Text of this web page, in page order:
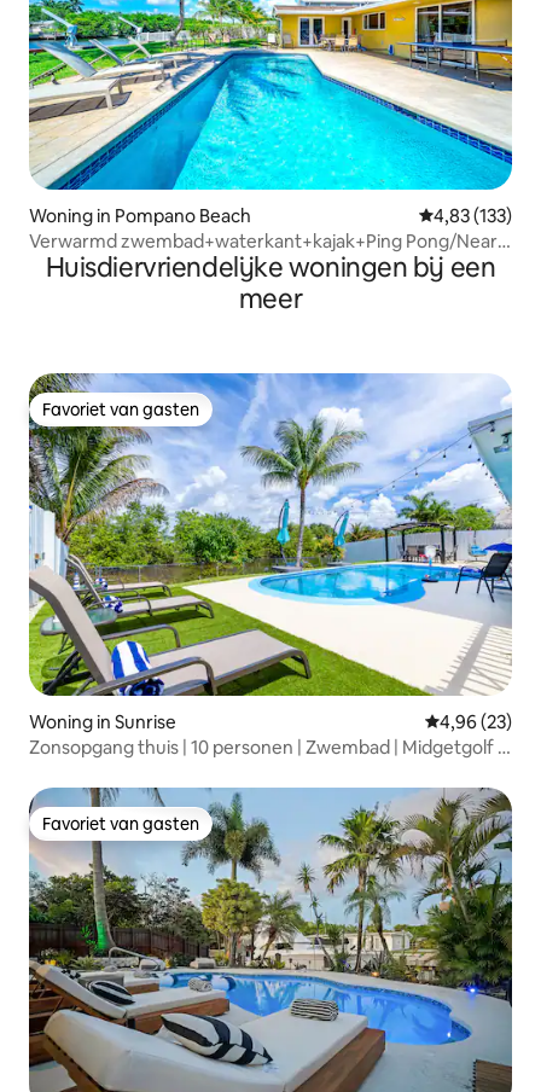
Woning in Pompano Beach Gemiddelde
4,83 (133)
Verwarmd zwembad+waterkant+kajak+Ping Pong/Near
Beach!
Huisdiervriendelijke woningen bij een
meer
Favoriet van gasten
Favoriet van gasten
Woning in Sunrise Gemiddelde
4,96 (23)
Zonsopgang thuis | 10 personen | Zwembad | Midgetgolf |
Favoriet van gasten
Favoriet van gasten